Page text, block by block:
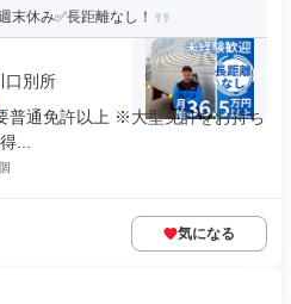
末休み✅長距離なし！
口別所
普通免許以上 ※大型免許をお持ち
...
気になる